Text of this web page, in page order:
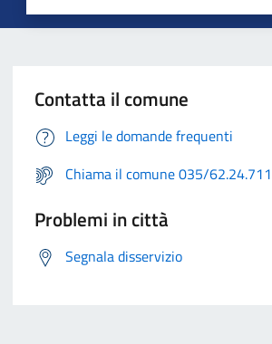
Contatta il comune
Leggi le domande frequenti
Chiama il comune 035/62.24.711
Problemi in città
Segnala disservizio